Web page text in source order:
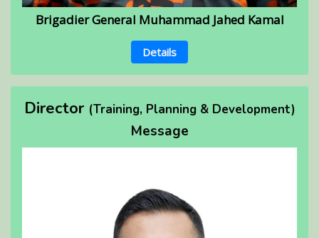
Brigadier General Muhammad Jahed Kamal
Details
Director (Training, Planning & Development)
Message